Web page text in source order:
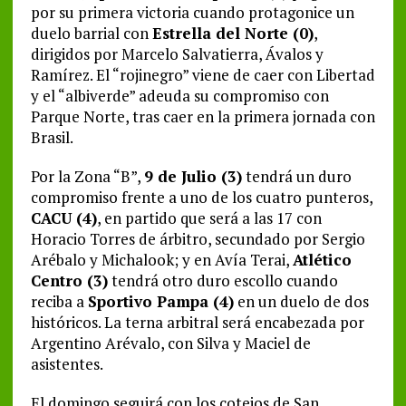
por su primera victoria cuando protagonice un
duelo barrial conEstrella del Norte (0),
dirigidos por Marcelo Salvatierra, Ávalos y
Ramírez. El “rojinegro” viene de caer con Libertad
y el “albiverde” adeuda su compromiso con
Parque Norte, tras caer en la primera jornada con
Brasil.
Por la Zona “B”, 9 de Julio (3)tendrá un duro
compromiso frente a uno de los cuatro punteros,
CACU (4), en partido que será a las 17 con
Horacio Torres de árbitro, secundado por Sergio
Arébalo y Michalook; y en Avía Terai,Atlético
Centro (3)tendrá otro duro escollo cuando
reciba a Sportivo Pampa (4)en un duelo de dos
históricos. La terna arbitral será encabezada por
Argentino Arévalo, con Silva y Maciel de
asistentes.